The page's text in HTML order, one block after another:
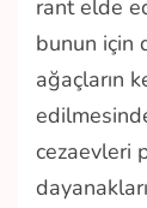
rant elde
bunun için
ağaçların
cezaevleri